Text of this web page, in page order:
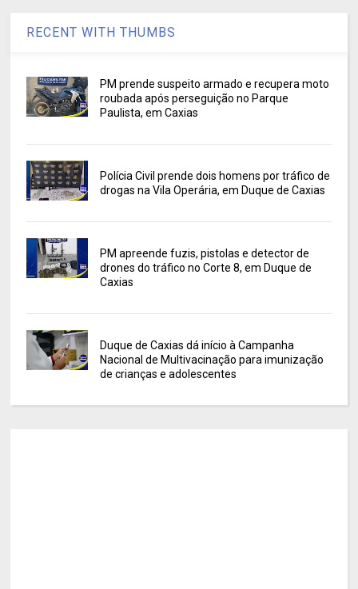
RECENT WITH THUMBS
PM prende suspeito armado e recupera moto
roubada após perseguição no Parque
Paulista, em Caxias
Polícia Civil prende dois homens por tráfico de
drogas na Vila Operária, em Duque de Caxias
PM apreende fuzis, pistolas e detector de
drones do tráfico no Corte 8, em Duque de
Caxias
Duque de Caxias dá início à Campanha
Nacional de Multivacinação para imunização
de crianças e adolescentes